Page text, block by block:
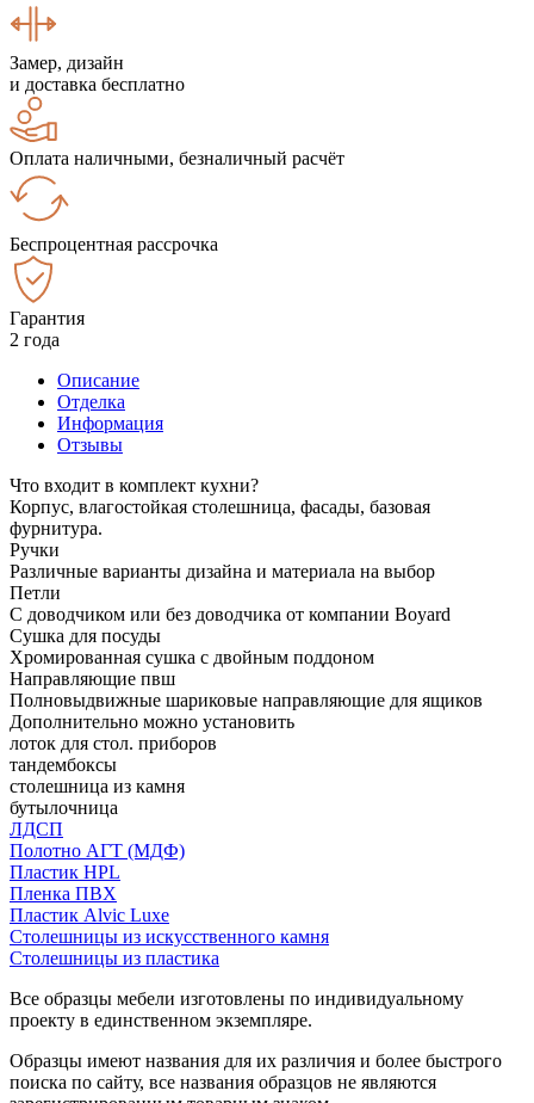
Замер, дизайн
и доставка бесплатно
Оплата наличными, безналичный расчёт
Беспроцентная рассрочка
Гарантия
2 года
Описание
Отделка
Информация
Отзывы
Что входит в комплект кухни?
Корпус, влагостойкая столешница, фасады, базовая
фурнитура.
Ручки
Различные варианты дизайна и материала на выбор
Петли
С доводчиком или без доводчика от компании Boyard
Сушка для посуды
Хромированная сушка с двойным поддоном
Направляющие пвш
Полновыдвижные шариковые направляющие для ящиков
Дополнительно можно установить
лоток для стол. приборов
тандембоксы
столешница из камня
бутылочница
ЛДСП
Полотно АГТ (МДФ)
Пластик HPL
Пленка ПВХ
Пластик Alvic Luxe
Столешницы из искусственного камня
Столешницы из пластика
Все образцы мебели изготовлены по индивидуальному
проекту в единственном экземпляре.
Образцы имеют названия для их различия и более быстрого
поиска по сайту, все названия образцов не являются